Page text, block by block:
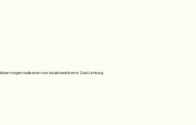
mogen realiseren voor lokale bedrijven in Zuid-Limburg.